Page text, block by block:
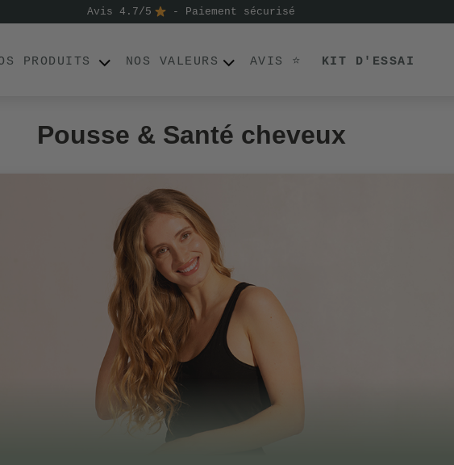
Avis 4.7/5 - Paiement sécurisé
PRODUITS NOS VALEURS AVIS ⭐ KIT D'ESSAI
Pousse & Santé cheveux